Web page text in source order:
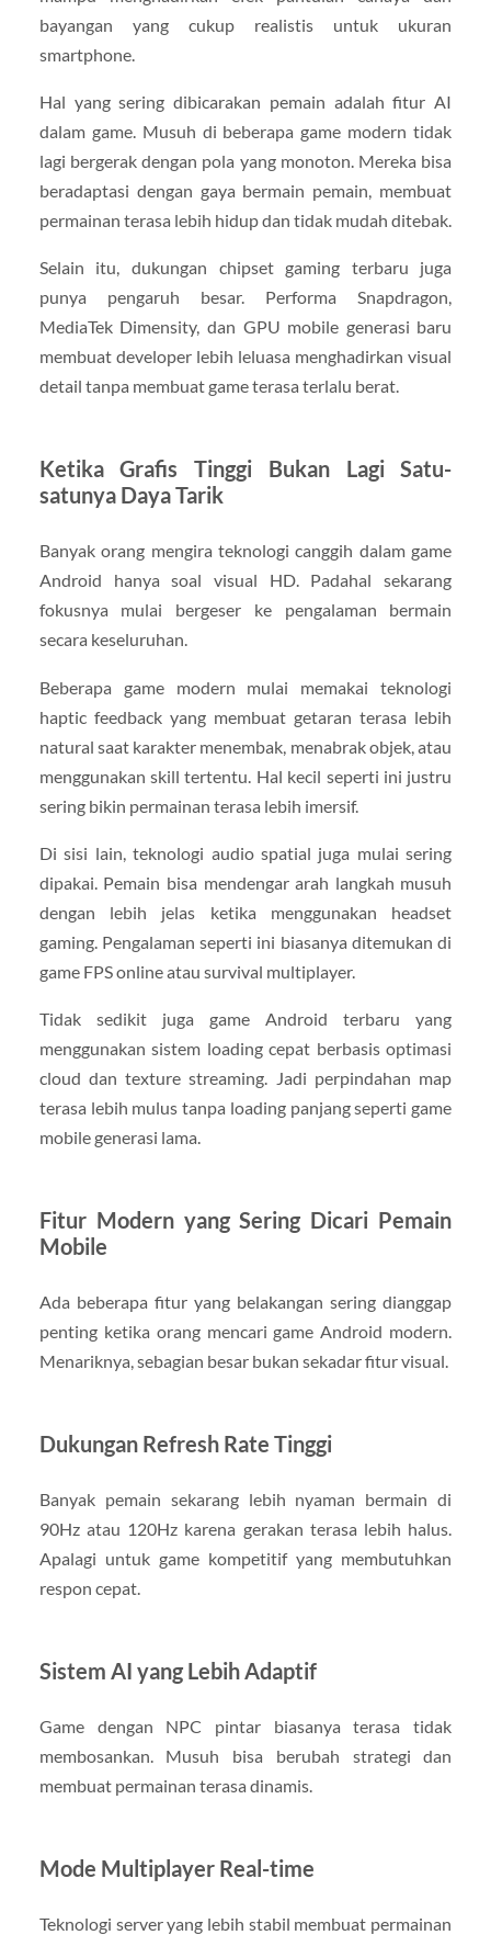
bayangan yang cukup realistis untuk ukuran
smartphone.
Hal yang sering dibicarakan pemain adalah fitur AI
dalam game. Musuh di beberapa game modern tidak
lagi bergerak dengan pola yang monoton. Mereka bisa
beradaptasi dengan gaya bermain pemain, membuat
permainan terasa lebih hidup dan tidak mudah ditebak.
Selain itu, dukungan chipset gaming terbaru juga
punya pengaruh besar. Performa Snapdragon,
MediaTek Dimensity, dan GPU mobile generasi baru
membuat developer lebih leluasa menghadirkan visual
detail tanpa membuat game terasa terlalu berat.
Ketika Grafis Tinggi Bukan Lagi Satu-
satunya Daya Tarik
Banyak orang mengira teknologi canggih dalam game
Android hanya soal visual HD. Padahal sekarang
fokusnya mulai bergeser ke pengalaman bermain
secara keseluruhan.
Beberapa game modern mulai memakai teknologi
haptic feedback yang membuat getaran terasa lebih
natural saat karakter menembak, menabrak objek, atau
menggunakan skill tertentu. Hal kecil seperti ini justru
sering bikin permainan terasa lebih imersif.
Di sisi lain, teknologi audio spatial juga mulai sering
dipakai. Pemain bisa mendengar arah langkah musuh
dengan lebih jelas ketika menggunakan headset
gaming. Pengalaman seperti ini biasanya ditemukan di
game FPS online atau survival multiplayer.
Tidak sedikit juga game Android terbaru yang
menggunakan sistem loading cepat berbasis optimasi
cloud dan texture streaming. Jadi perpindahan map
terasa lebih mulus tanpa loading panjang seperti game
mobile generasi lama.
Fitur Modern yang Sering Dicari Pemain
Mobile
Ada beberapa fitur yang belakangan sering dianggap
penting ketika orang mencari game Android modern.
Menariknya, sebagian besar bukan sekadar fitur visual.
Dukungan Refresh Rate Tinggi
Banyak pemain sekarang lebih nyaman bermain di
90Hz atau 120Hz karena gerakan terasa lebih halus.
Apalagi untuk game kompetitif yang membutuhkan
respon cepat.
Sistem AI yang Lebih Adaptif
Game dengan NPC pintar biasanya terasa tidak
membosankan. Musuh bisa berubah strategi dan
membuat permainan terasa dinamis.
Mode Multiplayer Real-time
Teknologi server yang lebih stabil membuat permainan